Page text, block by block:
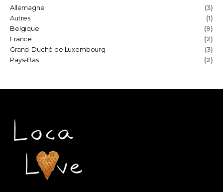
Allemagne
(3)
Autres
(1)
Belgique
(9)
France
(2)
Grand-Duché de Luxembourg
(3)
Pays-Bas
(2)